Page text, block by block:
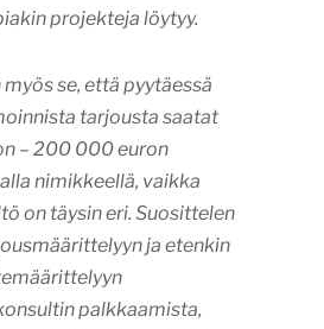
projekteja löytyy.
se, että pyytäessä
tarjousta saatat
– 200 000 euron
nimikkeellä, vaikka
on täysin eri. Suosittelen
ja etenkin
palkkaamista,